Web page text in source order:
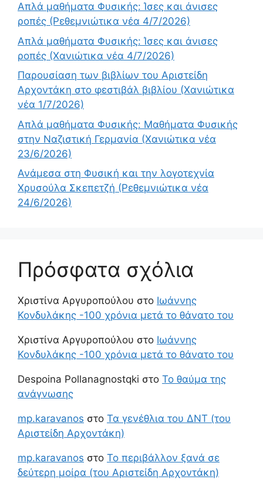
Απλά μαθήματα Φυσικής: Ίσες και άνισες
ροπές (Ρεθεμνιώτικα νέα 4/7/2026)
Απλά μαθήματα Φυσικής: Ίσες και άνισες
ροπές (Χανιώτικα νέα 4/7/2026)
Παρουσίαση των βιβλίων του Αριστείδη
Αρχοντάκη στο φεστιβάλ βιβλίου (Χανιώτικα
νέα 1/7/2026)
Απλά μαθήματα Φυσικής: Μαθήματα Φυσικής
στην Ναζιστική Γερμανία (Χανιώτικα νέα
23/6/2026)
Ανάμεσα στη Φυσική και την λογοτεχνία
Χρυσούλα Σκεπετζή (Ρεθεμνιώτικα νέα
24/6/2026)
Πρόσφατα σχόλια
Χριστίνα Αργυροπούλου στο Ιωάννης
Κονδυλάκης -100 χρόνια μετά το θάνατο του
Χριστίνα Αργυροπούλου στο Ιωάννης
Κονδυλάκης -100 χρόνια μετά το θάνατο του
Despoina Pollanagnostqki στο Το θαύμα της
ανάγνωσης
mp.karavanos στο Τα γενέθλια του ΔΝΤ (του
Αριστείδη Αρχοντάκη)
mp.karavanos στο Το περιβάλλον ξανά σε
δεύτερη μοίρα (του Αριστείδη Αρχοντάκη)